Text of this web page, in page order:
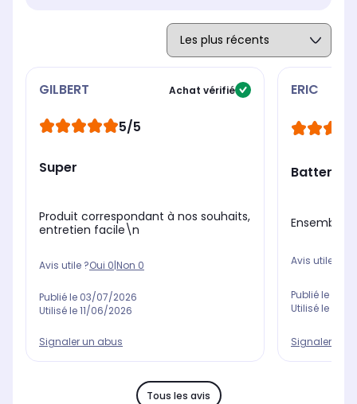
GILBERT Achat vérifié
5/5
Super
Produit correspondant à nos souhaits,
entretien facile\n
Avis utile ?Oui 0|Non 0
Publié le 03/07/2026
Utilisé le11/06/2026
Signaler un abus
ERIC
Batterie
Ensemble
Avis utile ?
Publié le
Utilisé le
Signaler un
Tous les avis